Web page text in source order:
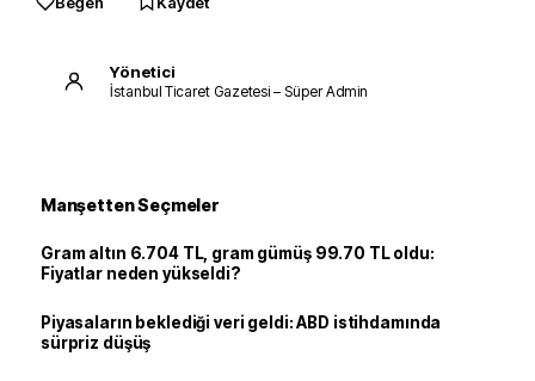
Yönetici
İstanbul Ticaret Gazetesi – Süper Admin
Manşetten Seçmeler
Gram altın 6.704 TL, gram gümüş 99.70 TL oldu:
Fiyatlar neden yükseldi?
Piyasaların beklediği veri geldi: ABD istihdamında
sürpriz düşüş